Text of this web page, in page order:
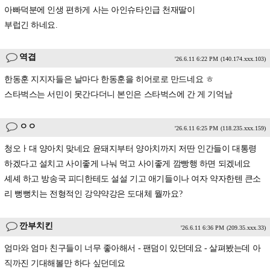
아빠덕분에 인생 편하게 사는 아인슈타인급 천재딸이
부럽긴 하네요.
역겹 '26.6.11 6:22 PM (140.174.xxx.103)
한동훈 지지자들은 날마다 한동훈을 히어로로 만드네요 ㅎ
스타벅스는 서민이 못간다더니 본인은 스타벅스에 간 게 기억남
ㅇㅇ '26.6.11 6:25 PM (118.235.xxx.159)
청오ㅏ대 양아치 맞네요 윤돼지부터 양아치까지 저딴 인간들이 대통령
하겠다고 설치고 사이좋게 나눠 먹고 사이좋게 깜빵행 하면 되겠네요
셰셰 하고 방송국 피디한테도 설설 기고 애기들이나 여자 약자한텐 큰소
리 뻥뻥치는 전형적인 강약약강은 도대체 뭘까요?
깐부치킨 '26.6.11 6:36 PM (209.35.xxx.33)
엄마와 엄마 친구들이 너무 좋아해서 - 팬덤이 있던데요 - 살펴봤는데 아
직까진 기대해볼만 하다 싶던데요